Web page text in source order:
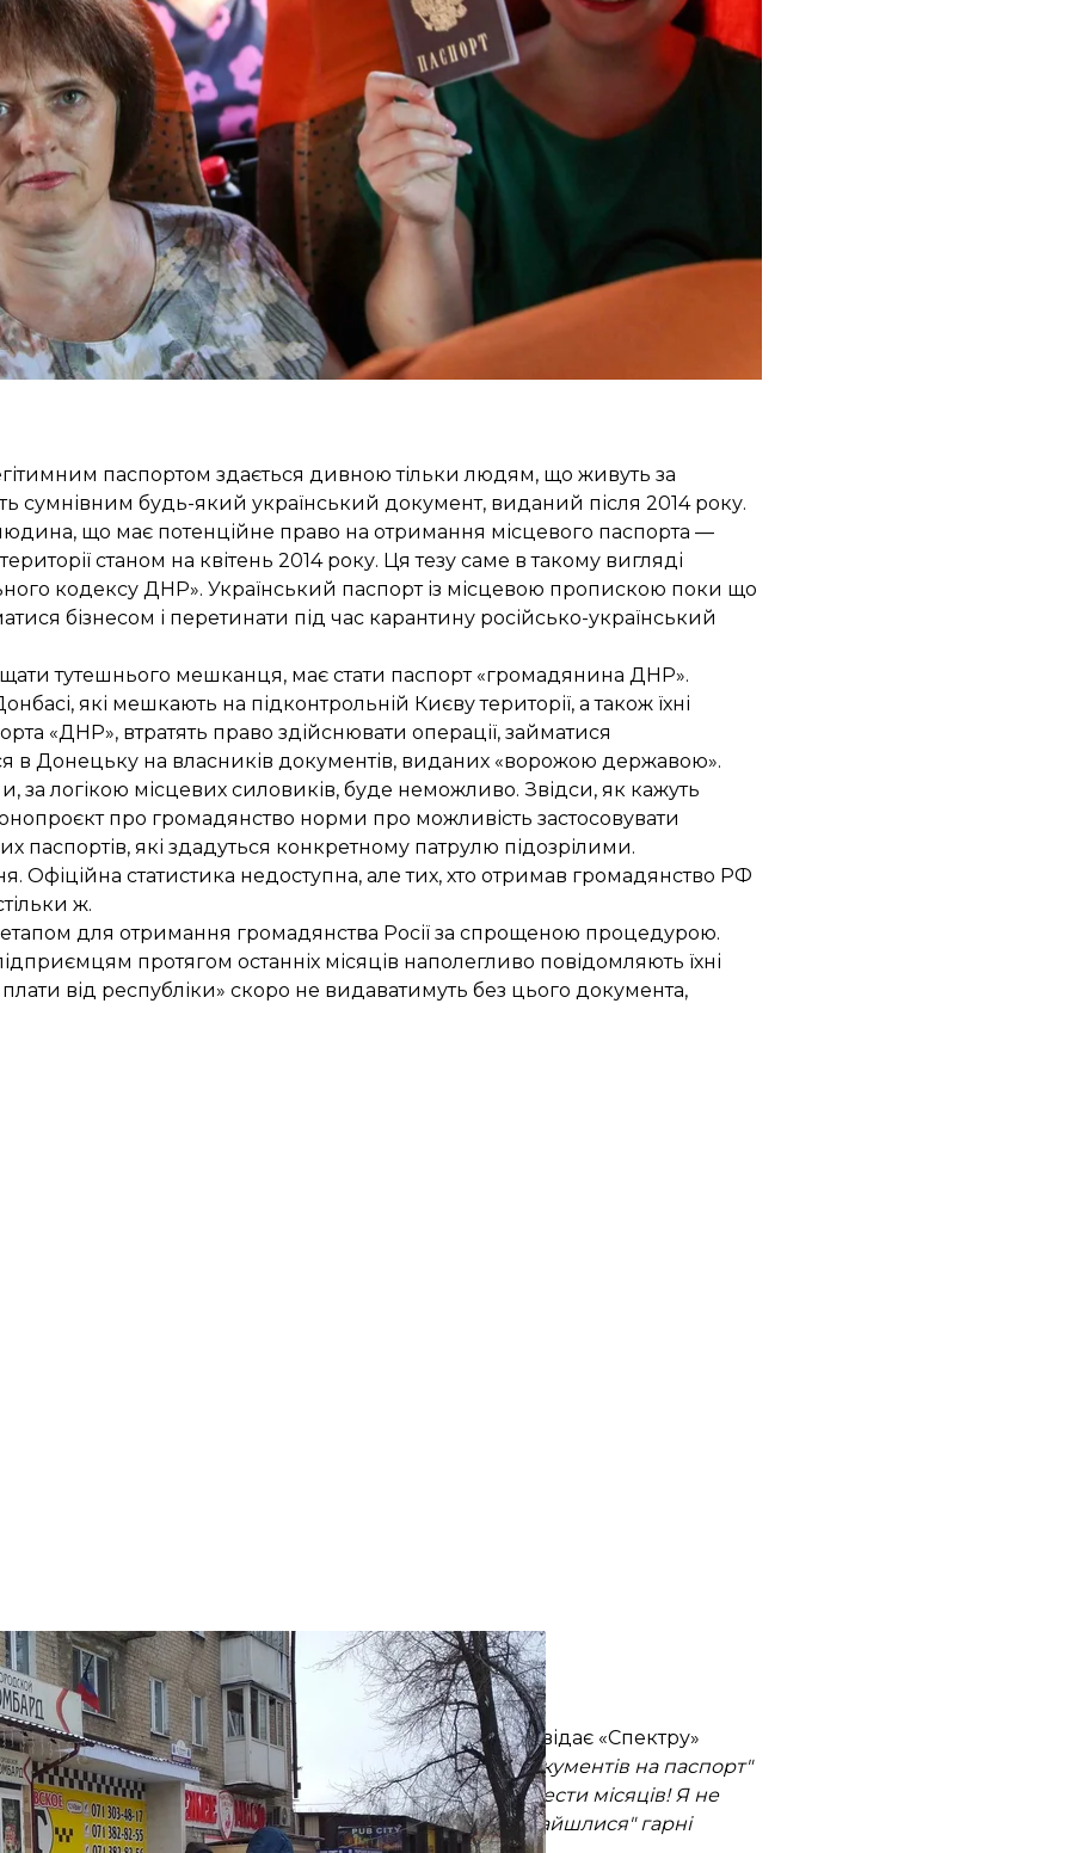
України з донецькою пропискою в праві продажу власних
підприємницькій діяльності. Громадяни України, що мають паспорти з
й Донецьку підозрілими особами, своєрідними іноземцями — в
на строк до 30 діб без жодних звинувачень — «до з'ясування особи».
паспортом здається дивною тільки людям, що живуть за
будь-який український документ, виданий після 2014 року.
що має потенційне право на отримання місцевого паспорта —
станом на квітень 2014 року. Ця тезу саме в такому вигляді
кодексу ДНР». Український паспорт із місцевою пропискою поки що
бізнесом і перетинати під час карантину російсько-український
тутешнього мешканця, має стати паспорт «громадянина ДНР».
які мешкають на підконтрольній Києву території, а також їхні
«ДНР», втратять право здійснювати операції, займатися
в Донецьку на власників документів, виданих «ворожою державою».
за логікою місцевих силовиків, буде неможливо. Звідси, як кажуть
про громадянство норми про можливість застосовувати
паспортів, які здадуться конкретному патрулю підозрілими.
Офіційна статистика недоступна, але тих, хто отримав громадянство РФ
ж.
для отримання громадянства Росії за спрощеною процедурою.
протягом останніх місяців наполегливо повідомляють їхні
від республіки» скоро не видаватимуть без цього документа,
Вулична торгівля в Донецьку
Spektr.Press
чергою на паспорт "ДНР" влітку, в липні,— розповідає «Спектру»
записатися поки на "здавання пакету документів на паспорт"
ще чекати на виготовлення паспорта від трьох до шести місяців! Я не
говорять останнім часом. І тут-таки через них "знайшлися" гарні